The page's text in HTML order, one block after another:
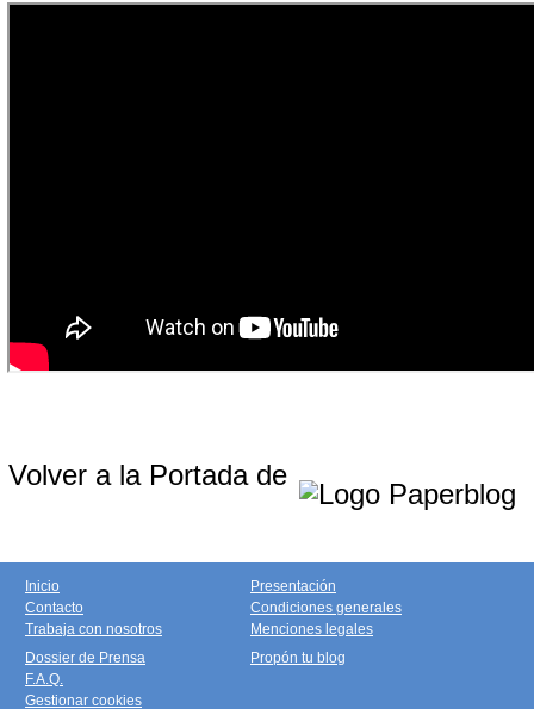
Volver a la Portada de
Inicio
Contacto
Trabaja con nosotros
Presentación
Condiciones generales
Menciones legales
Dossier de Prensa
F.A.Q.
Gestionar cookies
Propón tu blog